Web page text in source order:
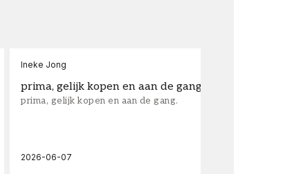
Ineke Jong
prima, gelijk kopen en aan de gang.
prima, gelijk kopen en aan de gang.
2026-06-07